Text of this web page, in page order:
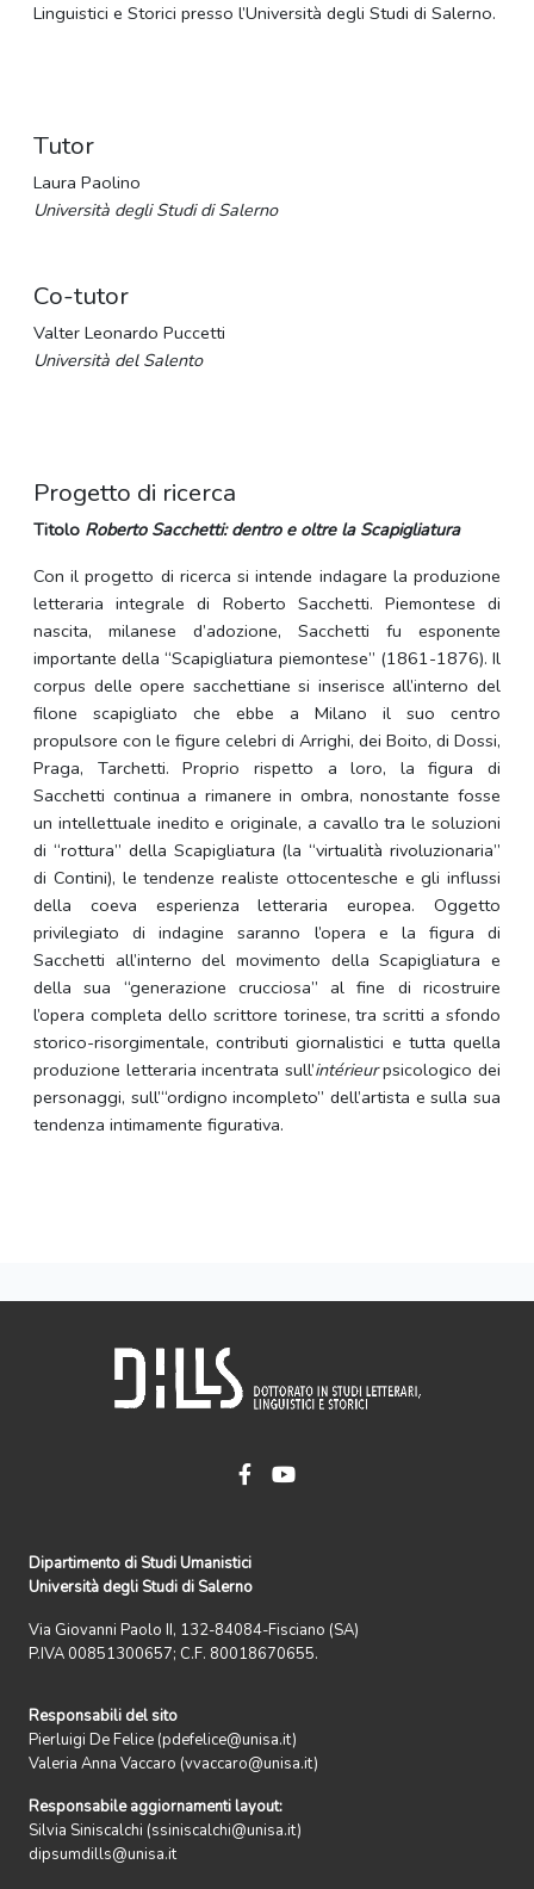
Linguistici e Storici presso l’Università degli Studi di Salerno.
Tutor
Laura Paolino
Università degli Studi di Salerno
Co-tutor
Valter Leonardo Puccetti
Università del Salento
Progetto di ricerca
Titolo Roberto Sacchetti: dentro e oltre la Scapigliatura
Con il progetto di ricerca si intende indagare la produzione
letteraria integrale di Roberto Sacchetti. Piemontese di
nascita, milanese d’adozione, Sacchetti fu esponente
importante della “Scapigliatura piemontese” (1861-1876). Il
corpus delle opere sacchettiane si inserisce all’interno del
filone scapigliato che ebbe a Milano il suo centro
propulsore con le figure celebri di Arrighi, dei Boito, di Dossi,
Praga, Tarchetti. Proprio rispetto a loro, la figura di
Sacchetti continua a rimanere in ombra, nonostante fosse
un intellettuale inedito e originale, a cavallo tra le soluzioni
di “rottura” della Scapigliatura (la “virtualità rivoluzionaria”
di Contini), le tendenze realiste ottocentesche e gli influssi
della coeva esperienza letteraria europea. Oggetto
privilegiato di indagine saranno l’opera e la figura di
Sacchetti all’interno del movimento della Scapigliatura e
della sua “generazione crucciosa” al fine di ricostruire
l’opera completa dello scrittore torinese, tra scritti a sfondo
storico-risorgimentale, contributi giornalistici e tutta quella
produzione letteraria incentrata sull’intérieurpsicologico dei
personaggi, sull’“ordigno incompleto” dell’artista e sulla sua
tendenza intimamente figurativa.
Dipartimento di Studi Umanistici
Università degli Studi di Salerno
Via Giovanni Paolo II, 132-84084-Fisciano (SA)
P.IVA 00851300657; C.F. 80018670655.
Responsabili del sito
Pierluigi De Felice (pdefelice@unisa.it)
Valeria Anna Vaccaro (vvaccaro@unisa.it)
Responsabile aggiornamenti layout:
Silvia Siniscalchi (ssiniscalchi@unisa.it)
dipsumdills@unisa.it